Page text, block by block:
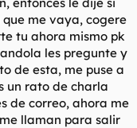
me vaya, cogere
tu ahora mismo pk
les pregunte y
de esta, me puse a
un rato de charla
de correo, ahora me
llaman para salir